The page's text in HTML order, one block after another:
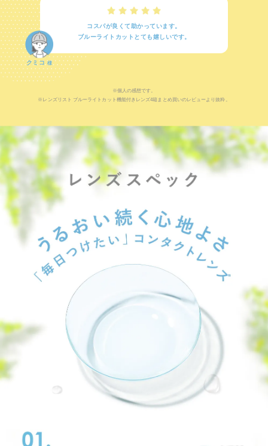
コスパが良くて助かっています。
ブルーライトカットとても嬉しいです。
クミコ 様
※個人の感想です。
※レンズリスト ブルーライトカット機能付きレンズ4箱まとめ買いのレビューより抜粋。